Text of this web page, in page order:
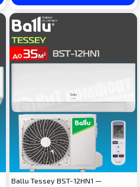
Ballu Tessey BST-12HN1 —